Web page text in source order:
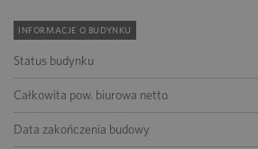
INFORMACJE O BUDYNKU
Status budynku
Całkowita pow. biurowa netto
Data zakończenia budowy